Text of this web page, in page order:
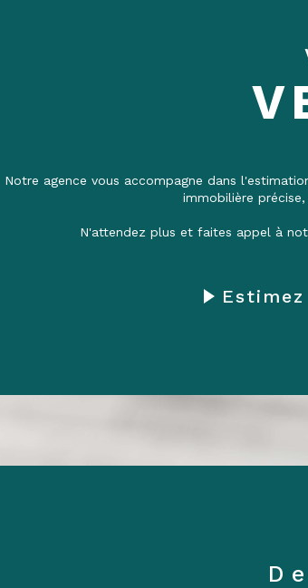
Notre agence vous accompagne dans
immobilière
N'attendez plus et faites appel à